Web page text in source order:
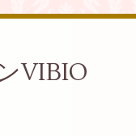
VIBIO